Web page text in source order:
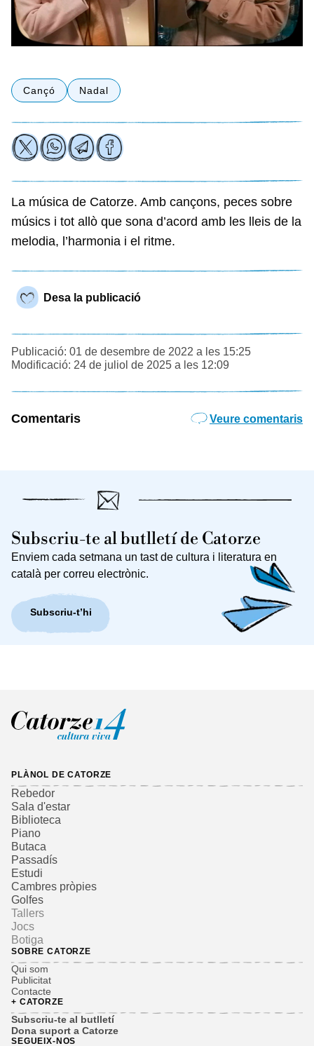
Cançó Nadal
La música de Catorze. Amb cançons, peces sobre
músics i tot allò que sona d’acord amb les lleis de la
melodia, l’harmonia i el ritme.
Desa la publicació
Publicació: 01 de desembre de 2022 a les 15:25
Modificació: 24 de juliol de 2025 a les 12:09
Comentaris Veure comentaris
Subscriu-te al butlletí de Catorze
Enviem cada setmana un tast de cultura i literatura en
català per correu electrònic.
Subscriu-t’hi
PLÀNOL DE CATORZE
Rebedor
Sala d'estar
Biblioteca
Piano
Butaca
Passadís
Estudi
Cambres pròpies
Golfes
Tallers
Jocs
Botiga
SOBRE CATORZE
Qui som
Publicitat
Contacte
+ CATORZE
Subscriu-te al butlletí
Dona suport a Catorze
SEGUEIX-NOS